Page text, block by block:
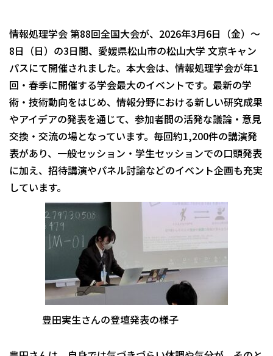
情報処理学会 第88回全国大会が、2026年3月6日（金）〜
8日（日）の3日間、愛媛県松山市の松山大学 文京キャン
パスにて開催されました。本大会は、情報処理学会が年1
回・春季に開催する学会最大のイベントです。最新の学
術・技術動向をはじめ、情報分野における新しい研究成果
やアイデアの発表を通じて、参加者間の活発な議論・意見
交換・交流の場となっています。毎回約1,200件の講演発
表があり、一般セッション・学生セッションでの口頭発表
に加え、招待講演やパネル討論などのイベント企画も充実
しています。
豊田実生さんの登壇発表の様子